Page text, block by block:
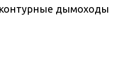
дымоходы